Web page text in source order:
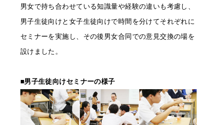
男女で持ち合わせている知識量や経験の違いも考慮し、
男子生徒向けと女子生徒向けで時間を分けてそれぞれに
セミナーを実施し、その後男女合同での意見交換の場を
設けました。
■男子生徒向けセミナーの様子